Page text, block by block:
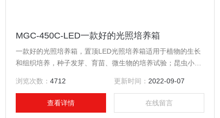
MGC-450C-LED一款好的光照培养箱
一款好的光照培养箱，置顶LED光照培养箱适用于植物的生长
和组织培养，种子发芽、育苗、微生物的培养试验；昆虫小动
使用寿命测试等，以及其他用途的光照，恒温、恒湿的专用试
浏览次数：4712 更新时间： 2022-09-07
查看详情 在线留言